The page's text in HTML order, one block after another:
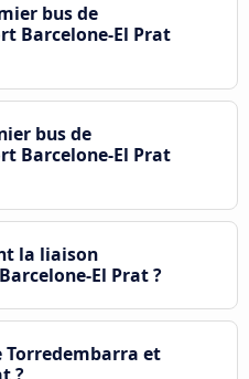
bus de
Barcelone-El Prat
bus de
Barcelone-El Prat
la liaison
El Prat ?
Torredembarra et